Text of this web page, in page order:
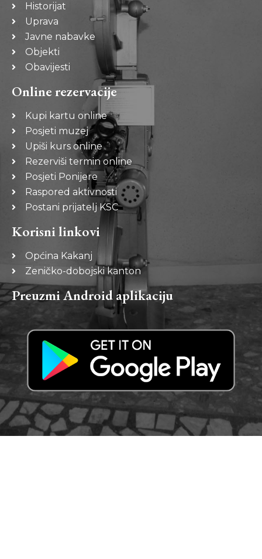
Historijat
Uprava
Javne nabavke
Objekti
Obavijesti
Online rezervacije
Kupi kartu online
Posjeti muzej
Upiši kurs online
Rezerviši termin online
Posjeti Ponijere
Raspored aktivnosti
Postani prijatelj KSC
Korisni linkovi
Općina Kakanj
Zeničko-dobojski kanton
Preuzmi Android aplikaciju